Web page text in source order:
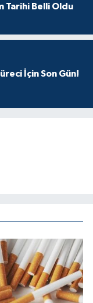
Tarihi Belli Oldu
İçin Son Gün!